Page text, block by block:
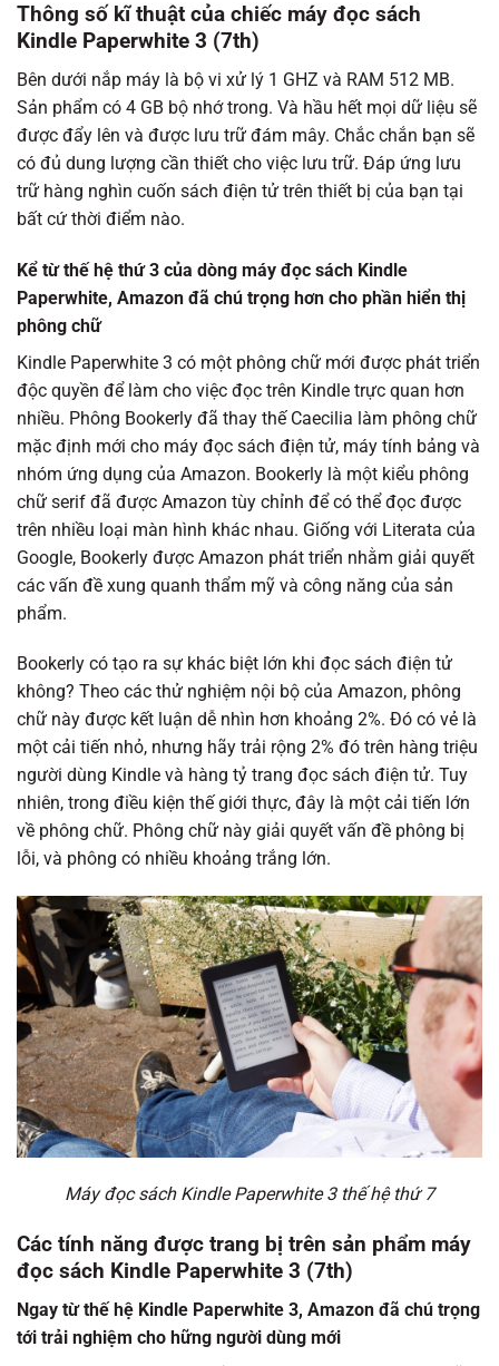
Thông số kĩ thuật của chiếc máy đọc sách
Kindle Paperwhite 3 (7th)
Bên dưới nắp máy là bộ vi xử lý 1 GHZ và RAM 512 MB.
Sản phẩm có 4 GB bộ nhớ trong. Và hầu hết mọi dữ liệu sẽ
được đẩy lên và được lưu trữ đám mây. Chắc chắn bạn sẽ
có đủ dung lượng cần thiết cho việc lưu trữ. Đáp ứng lưu
trữ hàng nghìn cuốn sách điện tử trên thiết bị của bạn tại
bất cứ thời điểm nào.
Kể từ thế hệ thứ 3 của dòng máy đọc sách Kindle
Paperwhite, Amazon đã chú trọng hơn cho phần hiển thị
phông chữ
Kindle Paperwhite 3 có một phông chữ mới được phát triển
độc quyền để làm cho việc đọc trên Kindle trực quan hơn
nhiều. Phông Bookerly đã thay thế Caecilia làm phông chữ
mặc định mới cho máy đọc sách điện tử, máy tính bảng và
nhóm ứng dụng của Amazon. Bookerly là một kiểu phông
chữ serif đã được Amazon tùy chỉnh để có thể đọc được
trên nhiều loại màn hình khác nhau. Giống với Literata của
Google, Bookerly được Amazon phát triển nhằm giải quyết
các vấn đề xung quanh thẩm mỹ và công năng của sản
phẩm.
Bookerly có tạo ra sự khác biệt lớn khi đọc sách điện tử
không? Theo các thử nghiệm nội bộ của Amazon, phông
chữ này được kết luận dễ nhìn hơn khoảng 2%. Đó có vẻ là
một cải tiến nhỏ, nhưng hãy trải rộng 2% đó trên hàng triệu
người dùng Kindle và hàng tỷ trang đọc sách điện tử. Tuy
nhiên, trong điều kiện thế giới thực, đây là một cải tiến lớn
về phông chữ. Phông chữ này giải quyết vấn đề phông bị
lỗi, và phông có nhiều khoảng trắng lớn.
Máy đọc sách Kindle Paperwhite 3 thế hệ thứ 7
Các tính năng được trang bị trên sản phẩm máy
đọc sách Kindle Paperwhite 3 (7th)
Ngay từ thế hệ Kindle Paperwhite 3, Amazon đã chú trọng
tới trải nghiệm cho hững người dùng mới